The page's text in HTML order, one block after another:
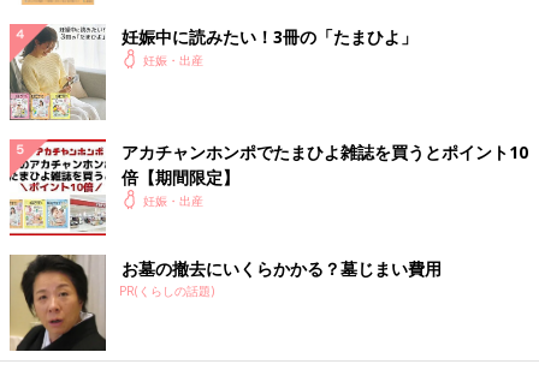
妊娠中に読みたい！3冊の「たまひよ」
妊娠・出産
アカチャンホンポでたまひよ雑誌を買うとポイント10
倍【期間限定】
妊娠・出産
お墓の撤去にいくらかかる？墓じまい費用
PR(くらしの話題)